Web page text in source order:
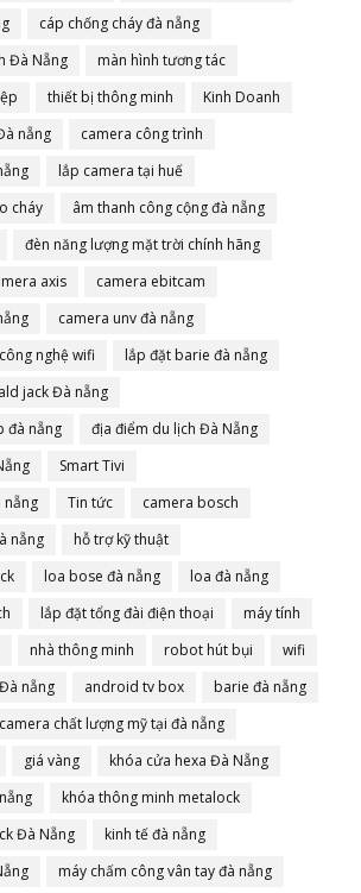
cáp chống cháy đà nẵng
Đà Nẵng
màn hình tương tác
thiết bị thông minh
Kinh Doanh
nẵng
camera công trình
lắp camera tại huế
cháy
âm thanh công cộng đà nẵng
đèn năng lượng mặt trời chính hãng
axis
camera ebitcam
camera unv đà nẵng
công nghệ wifi
lắp đặt barie đà nẵng
jack Đà nẵng
đà nẵng
địa điểm du lịch Đà Nẵng
Smart Tivi
nẵng
Tin tức
camera bosch
nẵng
hỗ trợ kỹ thuật
loa bose đà nẵng
loa đà nẵng
lắp đặt tổng đài điện thoại
máy tính
nhà thông minh robot hút bụi
wifi
nẵng
android tv box
barie đà nẵng
camera chất lượng mỹ tại đà nẵng
giá vàng
khóa cửa hexa Đà Nẵng
khóa thông minh metalock
Đà Nẵng
kinh tế đà nẵng
máy chấm công vân tay đà nẵng